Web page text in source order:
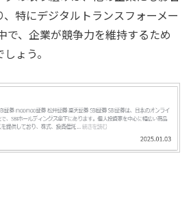
特にデジタルトランスフォーメー
で、企業が競争力を維持するため
ょう。